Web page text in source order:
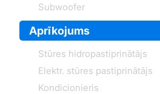
Subwoofer
Aprīkojums
Stūres hidropastiprinātājs
Elektr. stūres pastiprinātājs
Kondicionieris